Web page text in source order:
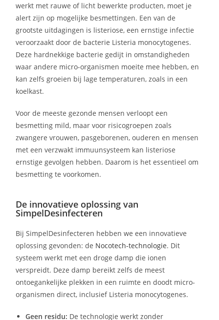
werkt met rauwe of licht bewerkte producten, moet je
alert zijn op mogelijke besmettingen. Een van de
grootste uitdagingen is listeriose, een ernstige infectie
veroorzaakt door de bacterie Listeria monocytogenes.
Deze hardnekkige bacterie gedijt in omstandigheden
waar andere micro-organismen moeite mee hebben, en
kan zelfs groeien bij lage temperaturen, zoals in een
koelkast.
Voor de meeste gezonde mensen verloopt een
besmetting mild, maar voor risicogroepen zoals
zwangere vrouwen, pasgeborenen, ouderen en mensen
met een verzwakt immuunsysteem kan listeriose
ernstige gevolgen hebben. Daarom is het essentieel om
besmetting te voorkomen.
De innovatieve oplossing van
SimpelDesinfecteren
Bij SimpelDesinfecteren hebben we een innovatieve
oplossing gevonden: de Nocotech-technologie. Dit
systeem werkt met een droge damp die ionen
verspreidt. Deze damp bereikt zelfs de meest
ontoegankelijke plekken in een ruimte en doodt micro-
organismen direct, inclusief Listeria monocytogenes.
Geen residu: De technologie werkt zonder